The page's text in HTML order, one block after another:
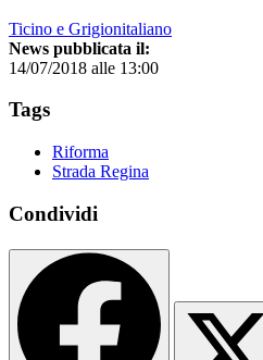
Ticino e Grigionitaliano
News pubblicata il:
14/07/2018 alle 13:00
Tags
Riforma
Strada Regina
Condividi